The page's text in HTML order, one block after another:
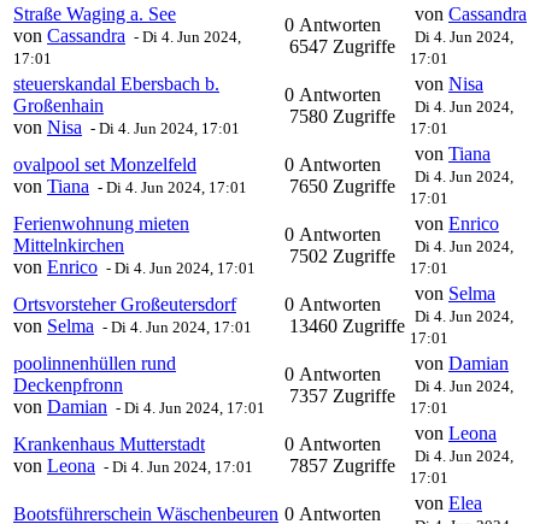
Straße Waging a. See
von Cassandra - Di 4. Jun 2024,
17:01
0 Antworten
6547 Zugriffe
von Cassandra
Di 4. Jun 2024,
17:01
steuerskandal Ebersbach b.
Großenhain
von Nisa - Di 4. Jun 2024, 17:01
0 Antworten
7580 Zugriffe
von Nisa
Di 4. Jun 2024,
17:01
ovalpool set Monzelfeld
von Tiana - Di 4. Jun 2024, 17:01
0 Antworten
7650 Zugriffe
von Tiana
Di 4. Jun 2024,
17:01
Ferienwohnung mieten
Mittelnkirchen
von Enrico - Di 4. Jun 2024, 17:01
0 Antworten
7502 Zugriffe
von Enrico
Di 4. Jun 2024,
17:01
Ortsvorsteher Großeutersdorf
von Selma - Di 4. Jun 2024, 17:01
0 Antworten
13460 Zugriffe
von Selma
Di 4. Jun 2024,
17:01
poolinnenhüllen rund
Deckenpfronn
von Damian - Di 4. Jun 2024, 17:01
0 Antworten
7357 Zugriffe
von Damian
Di 4. Jun 2024,
17:01
Krankenhaus Mutterstadt
von Leona - Di 4. Jun 2024, 17:01
0 Antworten
7857 Zugriffe
von Leona
Di 4. Jun 2024,
17:01
Bootsführerschein Wäschenbeuren 0 Antworten
von Elea